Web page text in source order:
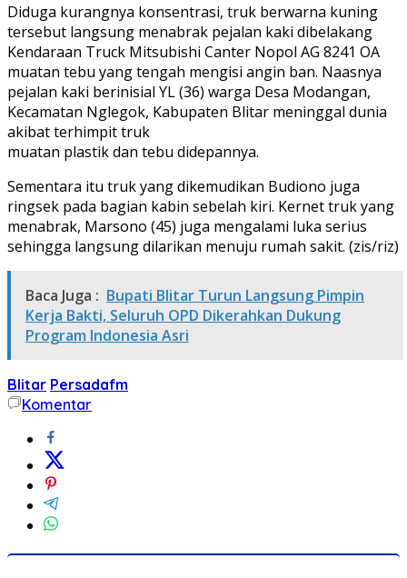
Diduga kurangnya konsentrasi, truk berwarna kuning
tersebut langsung menabrak pejalan kaki dibelakang
Kendaraan Truck Mitsubishi Canter Nopol AG 8241 OA
muatan tebu yang tengah mengisi angin ban. Naasnya
pejalan kaki berinisial YL (36) warga Desa Modangan,
Kecamatan Nglegok, Kabupaten Blitar meninggal dunia
akibat terhimpit truk
muatan plastik dan tebu didepannya.
Sementara itu truk yang dikemudikan Budiono juga
ringsek pada bagian kabin sebelah kiri. Kernet truk yang
menabrak, Marsono (45) juga mengalami luka serius
sehingga langsung dilarikan menuju rumah sakit. (zis/riz)
Baca Juga : Bupati Blitar Turun Langsung Pimpin
Kerja Bakti, Seluruh OPD Dikerahkan Dukung
Program Indonesia Asri
Blitar Persadafm
Komentar